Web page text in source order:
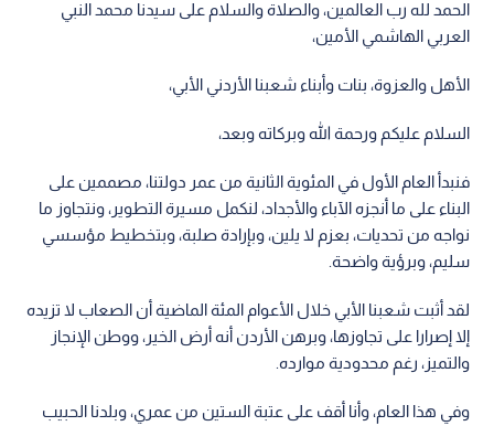
الحمد لله رب العالمين، والصلاة والسلام على سيدنا محمد النبي
العربي الهاشمي الأمين،
الأهل والعزوة، بنات وأبناء شعبنا الأردني الأبي،
السلام عليكم ورحمة الله وبركاته وبعد،
فنبدأ العام الأول في المئوية الثانية من عمر دولتنا، مصممين على
البناء على ما أنجزه الآباء والأجداد، لنكمل مسيرة التطوير، ونتجاوز ما
نواجه من تحديات، بعزم لا يلين، وبإرادة صلبة، وبتخطيط مؤسسي
سليم، وبرؤية واضحة.
لقد أثبت شعبنا الأبي خلال الأعوام المئة الماضية أن الصعاب لا تزيده
إلا إصرارا على تجاوزها، وبرهن الأردن أنه أرض الخير، ووطن الإنجاز
والتميز، رغم محدودية موارده.
وفي هذا العام، وأنا أقف على عتبة الستين من عمري، وبلدنا الحبيب